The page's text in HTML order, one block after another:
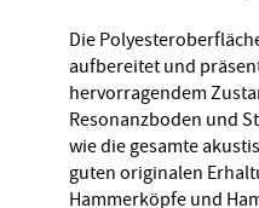
Die
aufbereitet und
hervorragendem
Resonanzboden und
wie die gesamte
guten originalen
Hammerköpfe und